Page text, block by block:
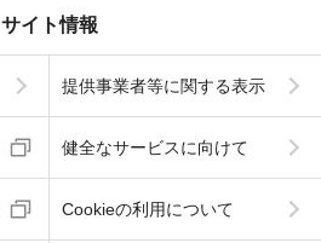
サイト情報
提供事業者等に関する表示
健全なサービスに向けて
Cookieの利用について